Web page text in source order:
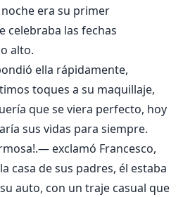
era su primer
celebraba las fechas
alto.
ella rápidamente,
toques a su maquillaje,
que se viera perfecto, hoy
sus vidas para siempre.
exclamó Francesco,
casa de sus padres, él estaba
auto, con un traje casual que